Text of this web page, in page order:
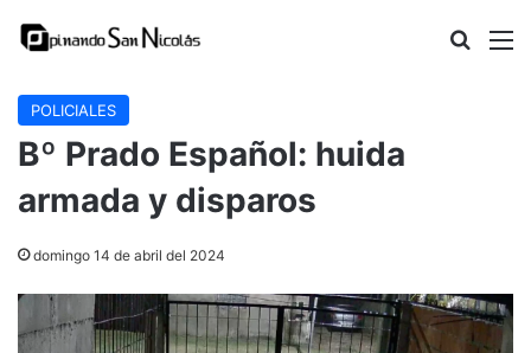
Buscar
POLICIALES
Bº Prado Español: huida
armada y disparos
domingo 14 de abril del 2024